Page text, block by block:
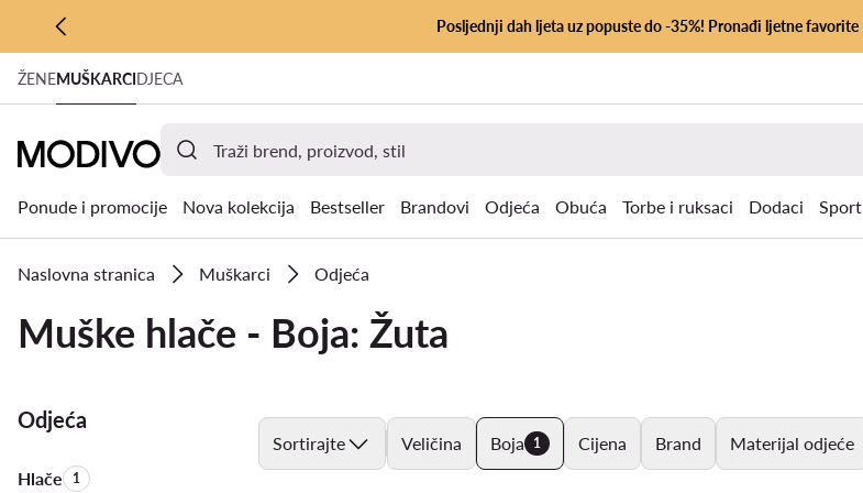
PRIJEĐI NA GLAVNI SADRŽAJ
PRIJEĐI NA PRETRAŽIVANJE
Posljednji dah ljeta uz popuste do -35%! Pronađi ljetne favorite
ŽENEMUŠKARCIDJECA
Ponude i promocije Nova kolekcija Bestseller Brandovi Odjeća Obuća Torbe i ruksaci Dodaci Sport
Naslovna stranica Muškarci Odjeća
Muške hlače - Boja: Žuta
Odjeća
HlačeKoličina proizvoda:
1
Sortirajte Veličina Boja 1 Cijena Brand Materijal odjeće